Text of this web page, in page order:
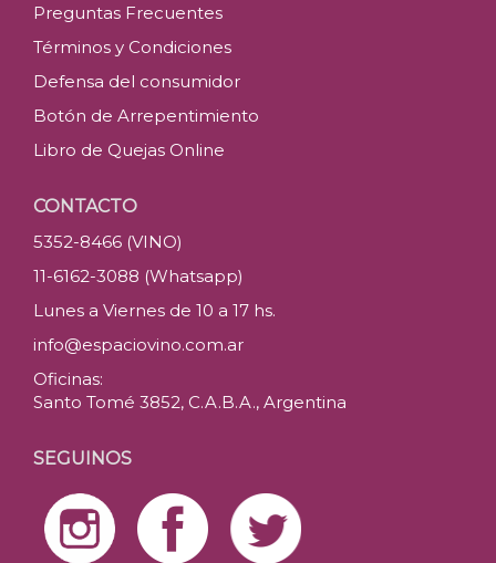
Preguntas Frecuentes
Términos y Condiciones
Defensa del consumidor
Botón de Arrepentimiento
Libro de Quejas Online
CONTACTO
5352-8466 (VINO)
11-6162-3088 (Whatsapp)
Lunes a Viernes de 10 a 17 hs.
info@espaciovino.com.ar
Oficinas:
Santo Tomé 3852, C.A.B.A., Argentina
SEGUINOS